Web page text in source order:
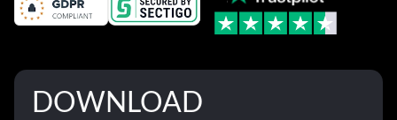
DOWNLOAD